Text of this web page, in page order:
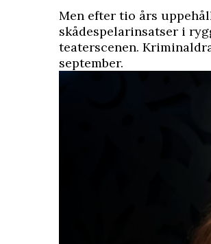
Men efter tio års
skådespelarinsatser i
teaterscenen.
september.